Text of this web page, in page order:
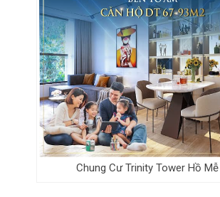
Chung Cư Trinity Tower Hồ Mễ